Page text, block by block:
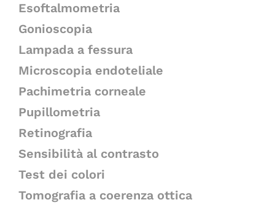
Esoftalmometria
Gonioscopia
Lampada a fessura
Microscopia endoteliale
Pachimetria corneale
Pupillometria
Retinografia
Sensibilità al contrasto
Test dei colori
Tomografia a coerenza ottica